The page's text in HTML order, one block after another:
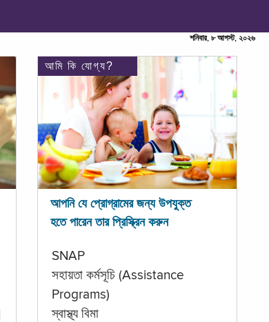
শনিবার, ৮ আগস্ট, ২০২৬
আমি কি যোগ্য?
আপনি যে প্রোগ্রামের জন্য উপযুক্ত
হতে পারেন তার প্রিস্ক্রিন করুন
SNAP
সহায়তা কর্মসূচি (Assistance
Programs)
স্বাস্থ্য বিমা